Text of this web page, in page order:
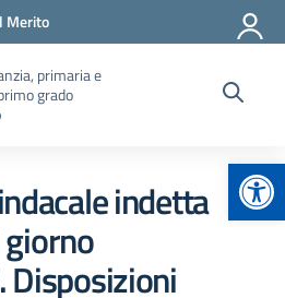
Merito
primaria e
grado
indetta
giorno